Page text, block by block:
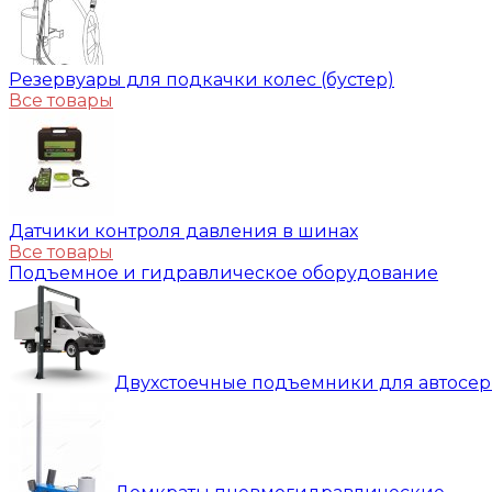
Резервуары для подкачки колес (бустер)
Все товары
Датчики контроля давления в шинах
Все товары
Подъемное и гидравлическое оборудование
Двухстоечные подъемники для